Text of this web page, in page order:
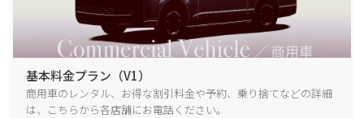
基本料金プラン（V1）
商用車のレンタル、お得な割引料金や予約、乗り捨てなどの詳細
は、こちらから各店舗にお電話ください。